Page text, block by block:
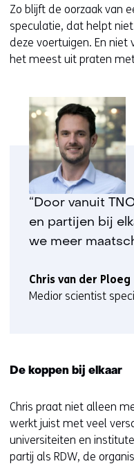
Zo blijft de oorzaak van
speculatie, dat helpt
deze voertuigen. En niet
het meest uit praten
“Door vanuit
en partijen bij
we meer
Chris van der Ploeg
Medior scientist
De koppen bij elkaar
Chris praat niet alleen
werkt juist met veel
universiteiten en
partij als RDW, de